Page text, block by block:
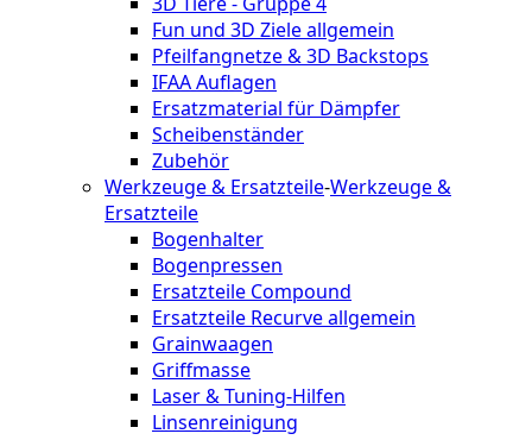
Fun und 3D Ziele allgemein
Pfeilfangnetze & 3D Backstops
IFAA Auflagen
Ersatzmaterial für Dämpfer
Scheibenständer
Zubehör
Werkzeuge & Ersatzteile-Werkzeuge &
Ersatzteile
Bogenhalter
Bogenpressen
Ersatzteile Compound
Ersatzteile Recurve allgemein
Grainwaagen
Griffmasse
Laser & Tuning-Hilfen
Linsenreinigung